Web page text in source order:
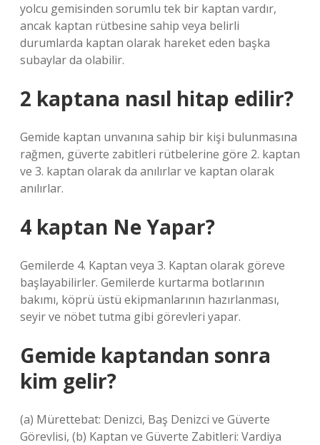
yolcu gemisinden sorumlu tek bir kaptan vardır,
ancak kaptan rütbesine sahip veya belirli
durumlarda kaptan olarak hareket eden başka
subaylar da olabilir.
2 kaptana nasıl hitap edilir?
Gemide kaptan unvanına sahip bir kişi bulunmasına
rağmen, güverte zabitleri rütbelerine göre 2. kaptan
ve 3. kaptan olarak da anılırlar ve kaptan olarak
anılırlar.
4 kaptan Ne Yapar?
Gemilerde 4. Kaptan veya 3. Kaptan olarak göreve
başlayabilirler. Gemilerde kurtarma botlarının
bakımı, köprü üstü ekipmanlarının hazırlanması,
seyir ve nöbet tutma gibi görevleri yapar.
Gemide kaptandan sonra
kim gelir?
(a) Mürettebat: Denizci, Baş Denizci ve Güverte
Görevlisi, (b) Kaptan ve Güverte Zabitleri: Vardiya